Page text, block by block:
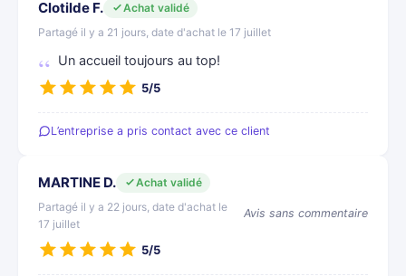
Clotilde F.
Achat validé
Partagé il y a 21 jours, date d'achat le 17 juillet
Un accueil toujours au top!
5/5
L’entreprise a pris contact avec ce client
MARTINE D.
Achat validé
Partagé il y a 22 jours, date d'achat le
17 juillet
Avis sans commentaire
5/5